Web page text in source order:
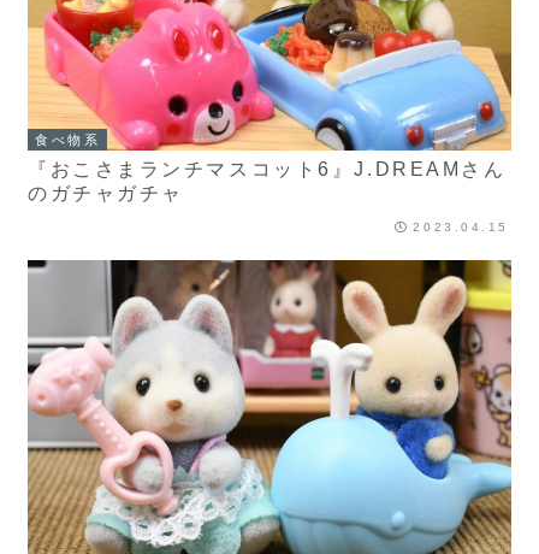
食べ物系
『おこさまランチマスコット6』J.DREAMさん
のガチャガチャ
2023.04.15